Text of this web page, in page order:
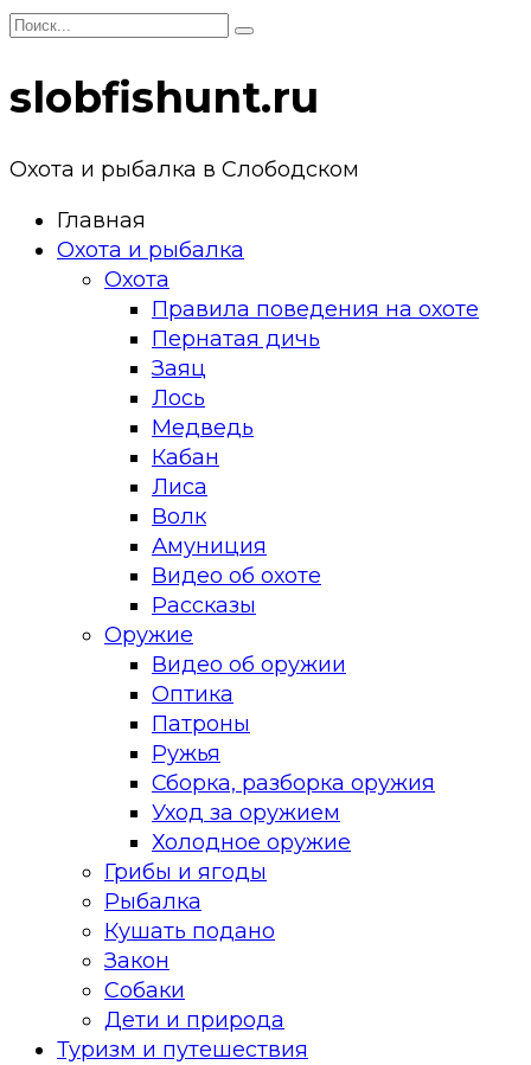
Перейти
контенту
Search
slobfishunt.ru
Охота и рыбалка в Слободском
Главная
Охота и рыбалка
Охота
Правила поведения на охоте
Пернатая дичь
Заяц
Лось
Медведь
Кабан
Лиса
Волк
Амуниция
Видео об охоте
Рассказы
Оружие
Видео об оружии
Оптика
Патроны
Ружья
Сборка, разборка оружия
Уход за оружием
Холодное оружие
Грибы и ягоды
Рыбалка
Кушать подано
Закон
Собаки
Дети и природа
Туризм и путешествия